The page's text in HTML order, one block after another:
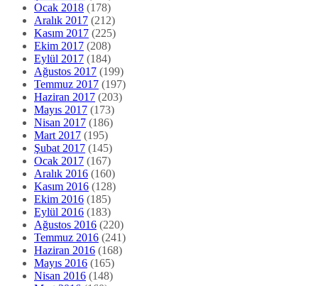
Ocak 2018 (178)
Aralık 2017 (212)
Kasım 2017 (225)
Ekim 2017 (208)
Eylül 2017 (184)
Ağustos 2017 (199)
Temmuz 2017 (197)
Haziran 2017 (203)
Mayıs 2017 (173)
Nisan 2017 (186)
Mart 2017 (195)
Şubat 2017 (145)
Ocak 2017 (167)
Aralık 2016 (160)
Kasım 2016 (128)
Ekim 2016 (185)
Eylül 2016 (183)
Ağustos 2016 (220)
Temmuz 2016 (241)
Haziran 2016 (168)
Mayıs 2016 (165)
Nisan 2016 (148)